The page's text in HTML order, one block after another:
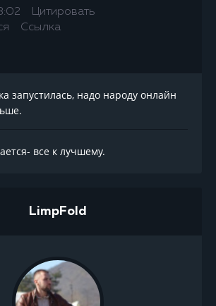
Цитировать
Ссылка
запустилась, надо народу онлайн
все к лучшему.
LimpFold